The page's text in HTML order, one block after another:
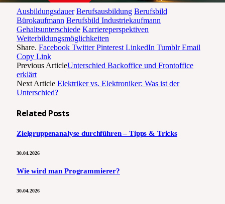
Ausbildungsdauer Berufsausbildung Berufsbild
Bürokaufmann Berufsbild Industriekaufmann
Gehaltsunterschiede Karriereperspektiven
Weiterbildungsmöglichkeiten
Share. Facebook Twitter Pinterest LinkedIn Tumblr Email
Copy Link
Previous ArticleUnterschied Backoffice und Frontoffice
erklärt
Next Article Elektriker vs. Elektroniker: Was ist der
Unterschied?
Related Posts
Zielgruppenanalyse durchführen – Tipps & Tricks
30.04.2026
Wie wird man Programmierer?
30.04.2026